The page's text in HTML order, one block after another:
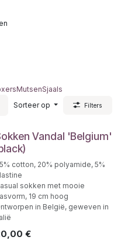
MutsenSjaals
Sorteer op
Filters
Vandal 'Belgium'
cotton, 20% polyamide, 5%
sokken met mooie
19 cm hoog
in België, geweven in
€